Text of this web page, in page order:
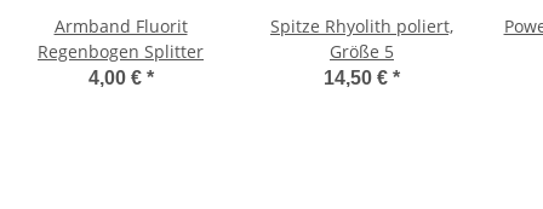
Armband Fluorit
Regenbogen Splitter
4,00 € *
Spitze Rhyolith poliert,
Größe 5
14,50 € *